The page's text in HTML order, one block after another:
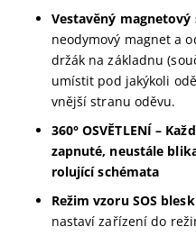
Vestavěný
neodymový magnet a
držák na základnu
umístit pod jakýkoli
vnější stranu oděvu.
360° OSVĚTLENÍ –
zapnuté, neustále
rolující schémata
Režim vzoru SOS
nastaví zařízení do